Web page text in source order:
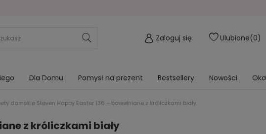
Zaloguj się Ulubione 0
Dla Domu Pomysł na prezent Bestsellery Nowości
damskie Steven Happy Easter 136 – bawełniane z króliczkami biały
z króliczkami biały